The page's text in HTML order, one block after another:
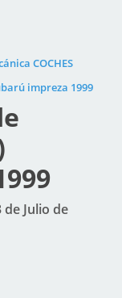
COCHES
impreza 1999
Julio de